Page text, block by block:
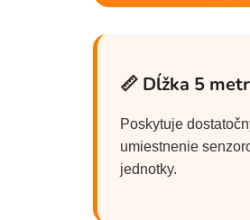
📏 Dĺžka 5
Poskytuje
umiestnenie
jednotky.